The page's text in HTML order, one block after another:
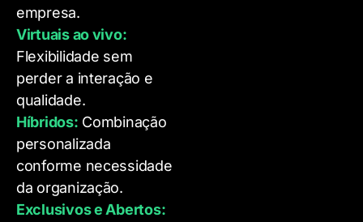
empresa.
Virtuais ao vivo:
Flexibilidade sem
perder a interação e
qualidade.
Híbridos: Combinação
personalizada
conforme necessidade
da organização.
Exclusivos e Abertos: